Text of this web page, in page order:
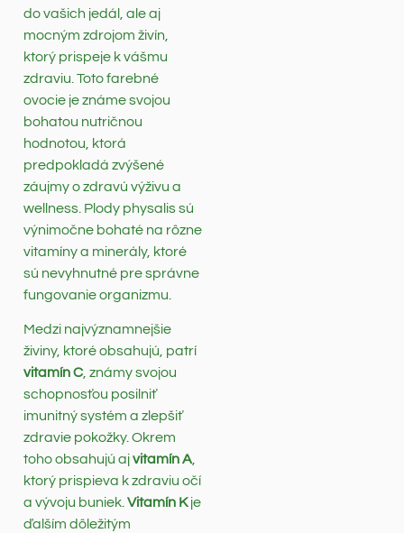
do vašich jedál, ale aj
mocným zdrojom živín,
ktorý prispeje k vášmu
zdraviu. Toto farebné
ovocie je známe svojou
bohatou nutričnou
hodnotou, ktorá
predpokladá zvýšené
záujmy o zdravú výživu a
wellness. Plody physalis sú
výnimočne bohaté na rôzne
vitamíny a minerály, ktoré
sú nevyhnutné pre správne
fungovanie organizmu.
Medzi najvýznamnejšie
živiny, ktoré obsahujú, patrí
vitamín C, známy svojou
schopnosťou posilniť
imunitný systém a zlepšiť
zdravie pokožky. Okrem
toho obsahujú ajvitamín A,
ktorý prispieva k zdraviu očí
a vývoju buniek.Vitamín Kje
ďalším dôležitým